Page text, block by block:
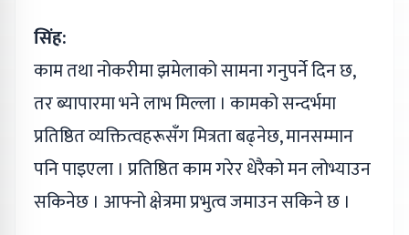
सिंह:
काम तथा नोकरीमा झमेलाको सामना गनुपर्ने दिन छ,
तर ब्यापारमा भने लाभ मिल्ला । कामको सन्दर्भमा
प्रतिष्ठित व्यक्तित्वहरूसँग मित्रता बढ्नेछ, मानसम्मान
पनि पाइएला । प्रतिष्ठित काम गरेर धेरैको मन लोभ्याउन
सकिनेछ । आफ्नो क्षेत्रमा प्रभुत्व जमाउन सकिने छ ।